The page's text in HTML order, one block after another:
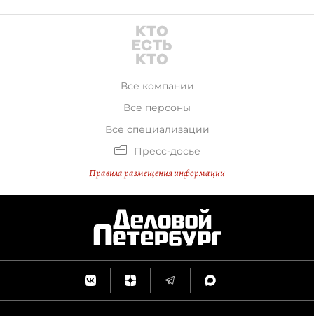
Все компании
Все персоны
Все специализации
Пресс-досье
Правила размещения информации